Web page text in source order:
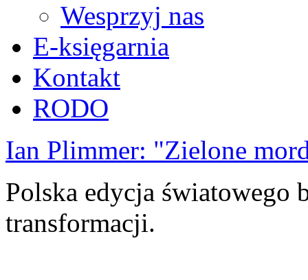
Wesprzyj nas
E-księgarnia
Kontakt
RODO
Ian Plimmer: "Zielone
Polska edycja światowego
transformacji.